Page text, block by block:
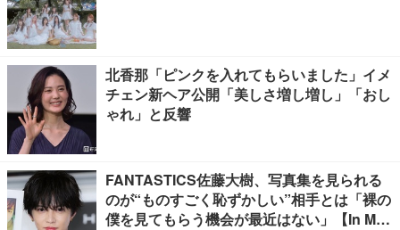
北香那「ピンクを入れてもらいました」イメ
チェン新ヘア公開「美しさ増し増し」「おし
ゃれ」と反響
FANTASTICS佐藤大樹、写真集を見られる
のが“ものすごく恥ずかしい”相手とは「裸の
僕を見てもらう機会が最近はない」【In Moti